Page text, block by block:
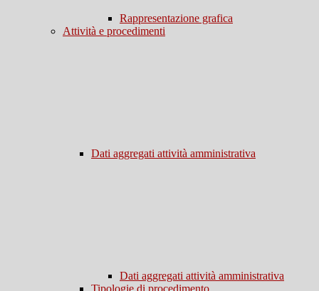
Rappresentazione grafica
Attività e procedimenti
Dati aggregati attività amministrativa
Dati aggregati attività amministrativa